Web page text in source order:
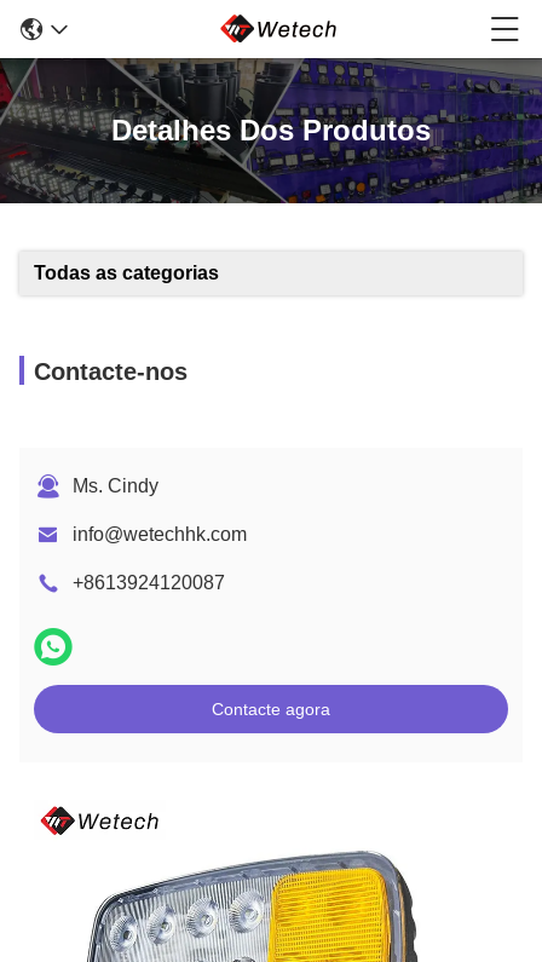
Detalhes Dos Produtos
Todas as categorias
Contacte-nos
Ms. Cindy
info@wetechhk.com
+8613924120087
Contacte agora